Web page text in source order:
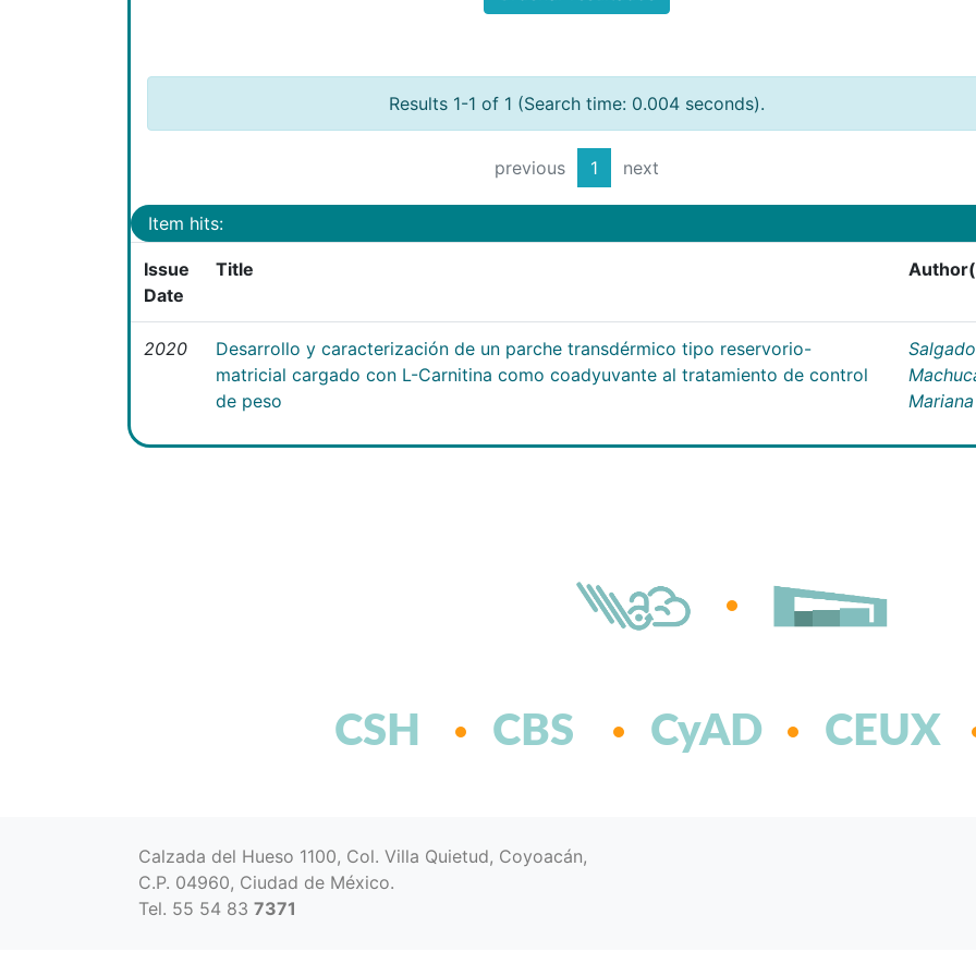
Results 1-1 of 1 (Search time: 0.004 seconds).
previous 1 next
Item hits:
Issue
Date
Title
2020
Desarrollo y caracterización de un parche transdérmico tipo reservorio-
matricial cargado con L-Carnitina como coadyuvante al tratamiento de control
de peso
Salgado
Mariana
CSH CBS CyAD CEUX
Calzada del Hueso 1100, Col. Villa Quietud, Coyoacán,
C.P. 04960, Ciudad de México.
Tel. 55 54 83 7371